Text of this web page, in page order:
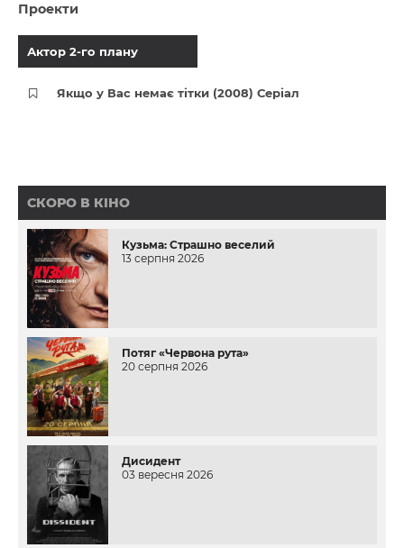
Проекти
Актор 2-го плану
Якщо у Вас немає тітки (2008) Серіал
СКОРО В КІНО
Кузьма: Страшно веселий
13 серпня 2026
Потяг «Червона рута»
20 серпня 2026
Дисидент
03 вересня 2026